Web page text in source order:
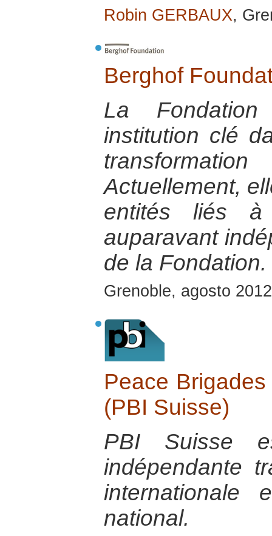
Robin GERBAUX,
Berghof
La
institution clé
Actuellement,
entités liés
auparavant
de la Fondation.
Grenoble, agosto 2012
Peace
(PBI Suisse)
PBI Suisse
indépendante
internationale
national.